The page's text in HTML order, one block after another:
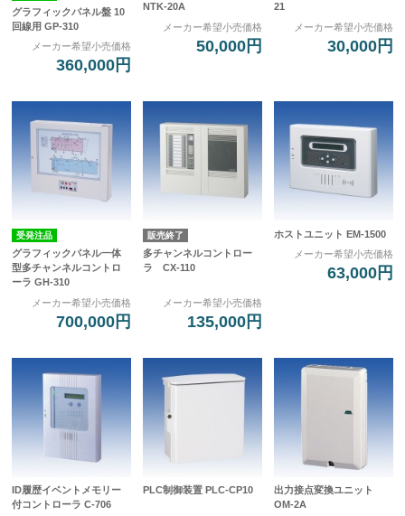
グラフィックパネル盤 10
回線用 GP-310
メーカー希望小売価格
360,000円
NTK-20A
メーカー希望小売価格
50,000円
21
メーカー希望小売価格
30,000円
受発注品
グラフィックパネル一体
型多チャンネルコントロ
ーラ GH-310
メーカー希望小売価格
700,000円
販売終了
多チャンネルコントロー
ラ CX-110
メーカー希望小売価格
135,000円
ホストユニット EM-1500
メーカー希望小売価格
63,000円
ID履歴イベントメモリー
付コントローラ C-706
PLC制御装置 PLC-CP10
出力接点変換ユニット
OM-2A